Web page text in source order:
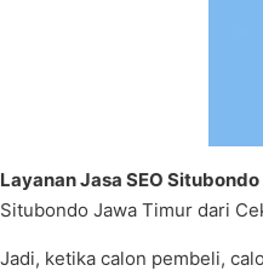
Layanan Jasa SEO Situbondo
Situbondo Jawa Timur dari
Jadi, ketika calon pembeli,